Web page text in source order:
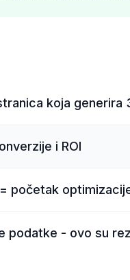
koja generira
i ROI
početak
podatke - ovo su